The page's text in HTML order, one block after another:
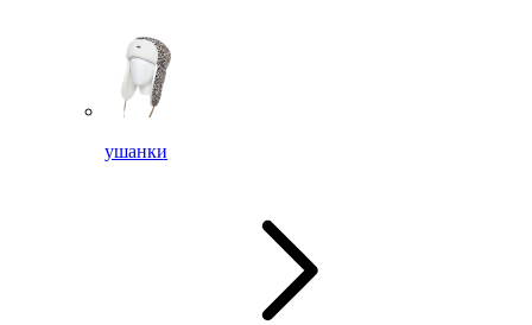
ушанки